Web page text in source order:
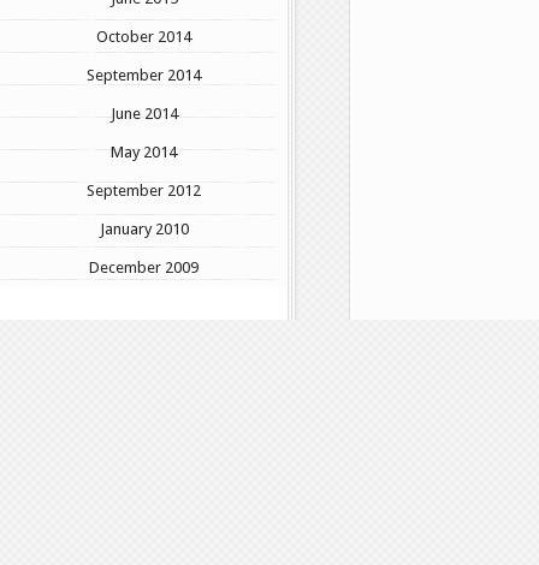
October 2014
September 2014
June 2014
May 2014
September 2012
January 2010
December 2009